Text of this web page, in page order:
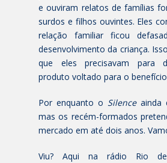
e ouviram relatos de famílias
surdos e filhos ouvintes. Eles
relação familiar ficou
desenvolvimento da criança.
que eles precisavam para
produto voltado para o
Por enquanto o Silenceainda
mas os recém-formados
mercado em até dois anos.
Viu? Aqui na rádio Rio